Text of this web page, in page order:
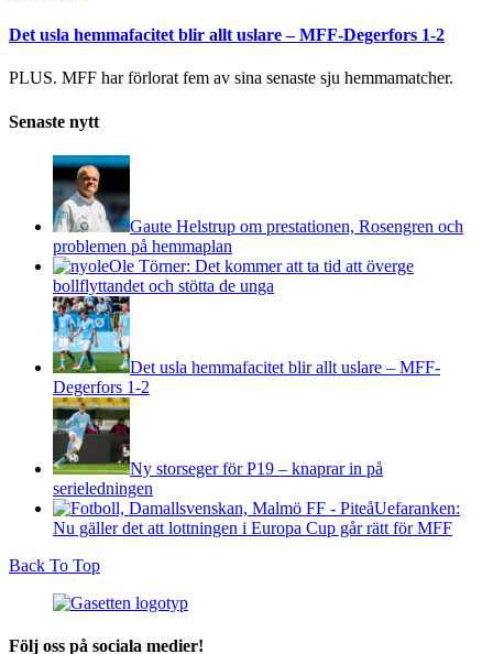
Det usla hemmafacitet blir allt uslare – MFF-Degerfors 1-2
PLUS. MFF har förlorat fem av sina senaste sju hemmamatcher.
Senaste nytt
Gaute Helstrup om prestationen, Rosengren och
problemen på hemmaplan
Ole Törner: Det kommer att ta tid att överge
bollflyttandet och stötta de unga
Det usla hemmafacitet blir allt uslare – MFF-
Degerfors 1-2
Ny storseger för P19 – knaprar in på
serieledningen
Uefaranken:
Nu gäller det att lottningen i Europa Cup går rätt för MFF
Back To Top
Följ oss på sociala medier!